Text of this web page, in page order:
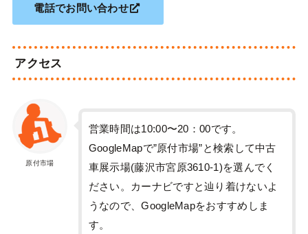
電話でお問い合わせ
アクセス
原付市場
営業時間は10:00〜20：00です。
GoogleMapで”原付市場”と検索して中古
車展示場(藤沢市宮原3610-1)を選んでく
ださい。カーナビですと辿り着けないよ
うなので、GoogleMapをおすすめしま
す。